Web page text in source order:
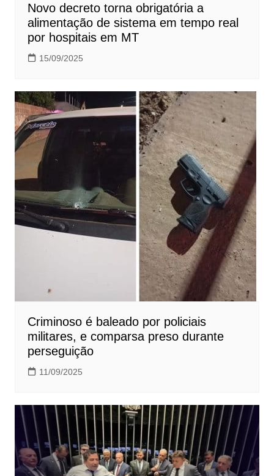
Novo decreto torna obrigatória a
alimentação de sistema em tempo real
por hospitais em MT
15/09/2025
Criminoso é baleado por policiais
militares, e comparsa preso durante
perseguição
11/09/2025